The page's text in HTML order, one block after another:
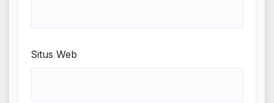
Situs Web